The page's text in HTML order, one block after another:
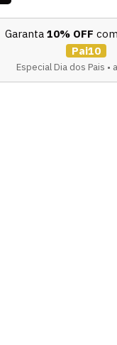
Garanta 10% OFF
Pai10
Especial Dia dos Pais •